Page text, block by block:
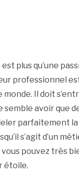
plus qu’une
professionnel
Il doit
semble avoir que
parfaitement la
s’agit d’un
pouvez très
étoile.